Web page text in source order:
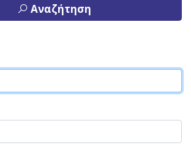
Αναζήτηση